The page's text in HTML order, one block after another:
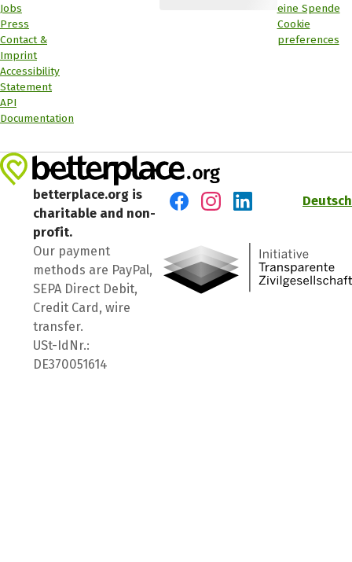
Jobs
Press
Contact &
Imprint
Accessibility
Statement
API
Documentation
eine Spende
Cookie
preferences
betterplace.org is
charitable and non-
profit.
Our payment
methods are PayPal,
SEPA Direct Debit,
Credit Card, wire
transfer.
USt-IdNr.:
DE370051614
Deutsch